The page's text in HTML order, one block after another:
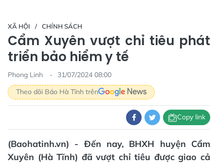
XÃ HỘI CHÍNH SÁCH
Cẩm Xuyên vượt chỉ tiêu phát
triển bảo hiểm y tế
Phong Linh
31/07/2024 08:00
Theo dõi Báo Hà Tĩnh trên
Copy link
(Baohatinh.vn) - Đến nay, BHXH huyện Cẩm
Xuyên (Hà Tĩnh) đã vượt chỉ tiêu được giao cả